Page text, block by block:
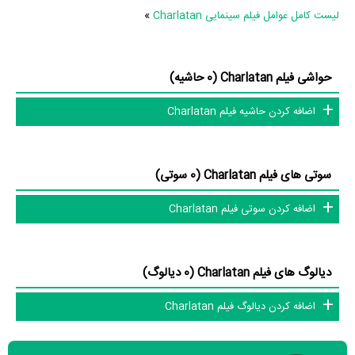
جذابی را می‌توان بیان کرد. براساس آمارها فیلم Charlatan به طور متوسط
فعالیت 3ام بازیگران این اثر است.
تجربه کرده‌اند، در واقع در Charlatan 2 فیلم اولی بوده‌اند:
وJaroslava Pokorná
.
همچنینAgnieszka Holland
کارگردان Charlatan اولین همکاری خود با
Charlatan نیز 3 همکاریِ اول رخ داده، به‌عبارت دیگر در این فیلم میان هر
یک از 3 بازیگر با یکدیگر یک رابطه همکاری شکل گرفته که 3 همکاری برای
اولین‌مرتبه در Charlatan رخ داده است. مانند:
Ivan TrojanوVladimír
Polívka،Ivan Trojan و Jaroslava Pokorná،Vladimír Polívka و
لیست کامل عوامل فیلم سینمایی Charlatan »
حواشی فیلم Charlatan (0 حاشیه)
اضافه کردن حاشیه فیلم Charlatan
سوتی های فیلم Charlatan (0 سوتی)
اضافه کردن سوتی فیلم Charlatan
دیالوگ های فیلم Charlatan (0 دیالوگ)
اضافه کردن دیالوگ فیلم Charlatan